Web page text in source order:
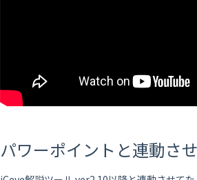
パワーポイントと連動さ